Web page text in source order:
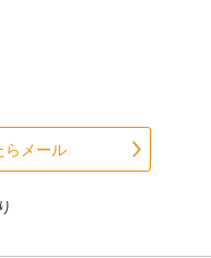
らメール